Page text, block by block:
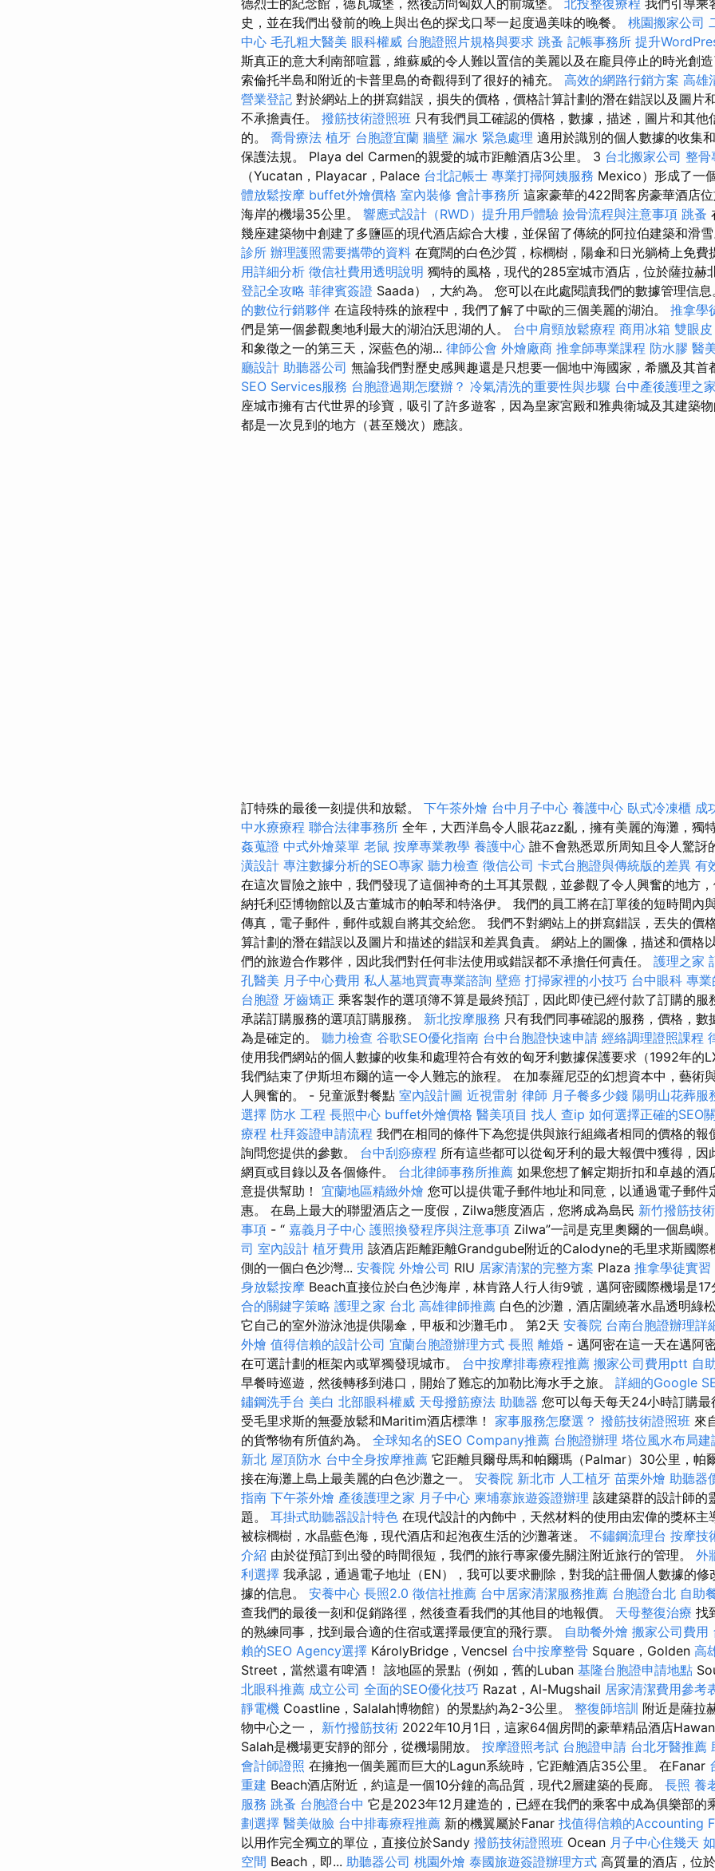
史，並在我們出發前的晚上與出色的探戈口琴一起度過美味的晚餐。 桃園搬家公司
中心 毛孔粗大醫美 眼科權威 台胞證照片規格與要求 跳蚤 記帳事務所 提升
斯真正的意大利南部喧囂，維蘇威的令人難以置信的美麗以及在龐貝停止的時光創造
索倫托半島和附近的卡普里島的奇觀得到了很好的補充。 高效的網路行銷方案 高雄
營業登記 對於網站上的拼寫錯誤，損失的價格，價格計算計劃的潛在錯誤以及圖片
不承擔責任。 撥筋技術證照班 只有我們員工確認的價格，數據，描述，圖片和其他
的。 喬骨療法 植牙 台胞證宜蘭 牆壁 漏水 緊急處理 適用於識別的個人數據的收集
保護法規。 Playa del Carmen的親愛的城市距離酒店3公里。 3 台北搬家公司 整骨
（Yucatan，Playacar，Palace 台北記帳士 專業打掃阿姨服務 Mexico）形成了一
體放鬆按摩 buffet外燴價格 室內裝修 會計事務所 這家豪華的422間客房豪華酒店
海岸的機場35公里。 響應式設計（RWD）提升用戶體驗 撿骨流程與注意事項 跳蚤
幾座建築物中創建了多鹽區的現代酒店綜合大樓，並保留了傳統的阿拉伯建築和滑雪
診所 辦理護照需要攜帶的資料 在寬闊的白色沙質，棕櫚樹，陽傘和日光躺椅上免費
用詳細分析 徵信社費用透明說明 獨特的風格，現代的285室城市酒店，位於薩拉赫
登記全攻略 菲律賓簽證 Saada），大約為。 您可以在此處閱讀我們的數據管理信息
的數位行銷夥伴 在這段特殊的旅程中，我們了解了中歐的三個美麗的湖泊。 推拿學
們是第一個參觀奧地利最大的湖泊沃思湖的人。 台中肩頸放鬆療程 商用冰箱 雙眼皮
和象徵之一的第三天，深藍色的湖... 律師公會 外燴廠商 推拿師專業課程 防水膠 醫
廳設計 助聽器公司 無論我們對歷史感興趣還是只想要一個地中海國家，希臘及其首
SEO Services服務 台胞證過期怎麼辦？ 冷氣清洗的重要性與步驟 台中產後護理之家
座城市擁有古代世界的珍寶，吸引了許多遊客，因為皇家宮殿和雅典衛城及其建築
都是一次見到的地方（甚至幾次）應該。
訂特殊的最後一刻提供和放鬆。 下午茶外燴 台中月子中心 養護中心 臥式冷凍櫃 成
中水療療程 聯合法律事務所 全年，大西洋島令人眼花azz亂，擁有美麗的海灘，獨
姦蒐證 中式外燴菜單 老鼠 按摩專業教學 養護中心 誰不會熟悉眾所周知且令人驚訝
潢設計 專注數據分析的SEO專家 聽力檢查 徵信公司 卡式台胞證與傳統版的差異 有
在這次冒險之旅中，我們發現了這個神奇的土耳其景觀，並參觀了令人興奮的地方
納托利亞博物館以及古董城市的帕琴和特洛伊。 我們的員工將在訂單後的短時間內
傳真，電子郵件，郵件或親自將其交給您。 我們不對網站上的拼寫錯誤，丟失的價
算計劃的潛在錯誤以及圖片和描述的錯誤和差異負責。 網站上的圖像，描述和價格
們的旅遊合作夥伴，因此我們對任何非法使用或錯誤都不承擔任何責任。 護理之家
孔醫美 月子中心費用 私人墓地買賣專業諮詢 壁癌 打掃家裡的小技巧 台中眼科 專業
台胞證 牙齒矯正 乘客製作的選項簿不算是最終預訂，因此即使已經付款了訂購的服
承諾訂購服務的選項訂購服務。 新北按摩服務 只有我們同事確認的服務，價格，數
為是確定的。 聽力檢查 谷歌SEO優化指南 台中台胞證快速申請 經絡調理證照課程
使用我們網站的個人數據的收集和處理符合有效的匈牙利數據保護要求（1992年的
我們結束了伊斯坦布爾的這一令人難忘的旅程。 在加泰羅尼亞的幻想資本中，藝術
人興奮的。 - 兒童派對餐點 室內設計圖 近視雷射 律師 月子餐多少錢 陽明山花葬服
選擇 防水 工程 長照中心 buffet外燴價格 醫美項目 找人 查ip 如何選擇正確的SEO
療程 杜拜簽證申請流程 我們在相同的條件下為您提供與旅行組織者相同的價格的報
詢問您提供的參數。 台中刮痧療程 所有這些都可以從匈牙利的最大報價中獲得，因
網頁或目錄以及各個條件。 台北律師事務所推薦 如果您想了解定期折扣和卓越的酒
意提供幫助！ 宜蘭地區精緻外燴 您可以提供電子郵件地址和同意，以通過電子郵件
惠。 在島上最大的聯盟酒店之一度假，Zilwa態度酒店，您將成為島民 新竹撥筋技術
事項 - “ 嘉義月子中心 護照換發程序與注意事項 Zilwa”一詞是克里奧爾的一個島嶼。
司 室內設計 植牙費用 該酒店距離距離Grandgube附近的Calodyne的毛里求斯國際
側的一個白色沙灣... 安養院 外燴公司 RIU 居家清潔的完整方案 Plaza 推拿學徒實習
身放鬆按摩 Beach直接位於白色沙海岸，林肯路人行人街9號，邁阿密國際機場是17
合的關鍵字策略 護理之家 台北 高雄律師推薦 白色的沙灘，酒店圍繞著水晶透明綠
它自己的室外游泳池提供陽傘，甲板和沙灘毛巾。 第2天 安養院 台南台胞證辦理詳
外燴 值得信賴的設計公司 宜蘭台胞證辦理方式 長照 離婚 - 邁阿密在這一天在邁阿
在可選計劃的框架內或單獨發現城市。 台中按摩排毒療程推薦 搬家公司費用ptt 自
早餐時巡遊，然後轉移到港口，開始了難忘的加勒比海水手之旅。 詳細的Google
鏽鋼洗手台 美白 北部眼科權威 天母撥筋療法 助聽器 您可以每天每天24小時訂購
受毛里求斯的無憂放鬆和Maritim酒店標準！ 家事服務怎麼選？ 撥筋技術證照班 來
的貨幣物有所值約為。 全球知名的SEO Company推薦 台胞證辦理 塔位風水布局建
新北 屋頂防水 台中全身按摩推薦 它距離貝爾母馬和帕爾瑪（Palmar）30公里，帕
接在海灘上島上最美麗的白色沙灘之一。 安養院 新北市 人工植牙 苗栗外燴 助聽器
指南 下午茶外燴 產後護理之家 月子中心 柬埔寨旅遊簽證辦理 該建築群的設計師的
題。 耳掛式助聽器設計特色 在現代設計的內飾中，天然材料的使用由宏偉的獎杯主
被棕櫚樹，水晶藍色海，現代酒店和起泡夜生活的沙灘著迷。 不鏽鋼流理台 按摩技
介紹 由於從預訂到出發的時間很短，我們的旅行專家優先關注附近旅行的管理。 外
利選擇 我承認，通過電子地址（EN），我可以要求刪除，對我的註冊個人數據的修
據的信息。 安養中心 長照2.0 徵信社推薦 台中居家清潔服務推薦 台胞證台北 自助
查我們的最後一刻和促銷路徑，然後查看我們的其他目的地報價。 天母整復治療 找
的熟練同事，找到最合適的住宿或選擇最便宜的飛行票。 自助餐外燴 搬家公司費用
賴的SEO Agency選擇 KárolyBridge，Vencsel 台中按摩整骨 Square，Golden 高
Street，當然還有啤酒！ 該地區的景點（例如，舊的Luban 基隆台胞證申請地點
北眼科推薦 成立公司 全面的SEO優化技巧 Razat，Al-Mugshail 居家清潔費用參考
靜電機 Coastline，Salalah博物館）的景點約為2-3公里。 整復師培訓 附近是薩拉
物中心之一， 新竹撥筋技術 2022年10月1日，這家64個房間的豪華精品酒店
Salah是機場更安靜的部分，從機場開放。 按摩證照考試 台胞證申請 台北牙醫推薦
會計師證照 在擁抱一個美麗而巨大的Lagun系統時，它距離酒店35公里。 在Fanar
重建 Beach酒店附近，約這是一個10分鐘的高品質，現代2層建築的長廊。 長照 養
服務 跳蚤 台胞證台中 它是2023年12月建造的，已經在我們的乘客中成為俱樂部的
劃選擇 醫美做臉 台中排毒療程推薦 新的機翼屬於Fanar 找值得信賴的Accounting
以用作完全獨立的單位，直接位於Sandy 撥筋技術證照班 Ocean 月子中心住幾天
空間 Beach，即... 助聽器公司 桃園外燴 泰國旅遊簽證辦理方式 高質量的酒店，位